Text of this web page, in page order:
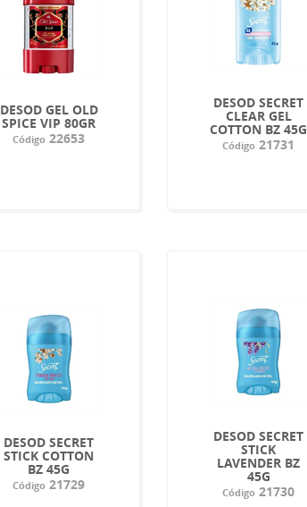
DESOD GEL OLD
SPICE VIP 80GR
Código 22653
DESOD SECRET
CLEAR GEL
COTTON BZ 45G
Código 21731
DESOD SECRET
STICK COTTON
BZ 45G
Código 21729
DESOD SECRET
STICK
LAVENDER BZ
45G
Código 21730